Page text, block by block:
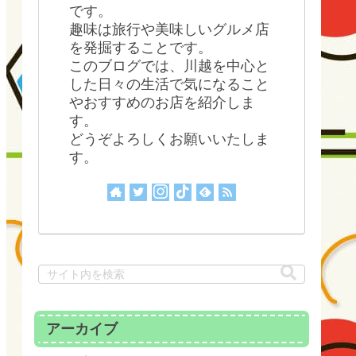
です。
趣味は旅行や美味しいグルメ店
を発掘することです。
このブログでは、川越を中心と
した日々の生活で気になること
やおすすめのお店を紹介しま
す。
どうぞよろしくお願いいたしま
す。
アーカイブ